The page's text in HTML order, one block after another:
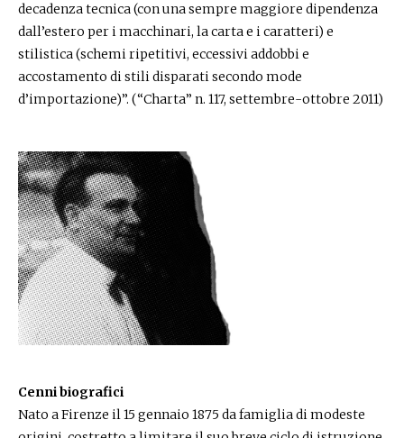
decadenza tecnica (con una sempre maggiore dipendenza
dall’estero per i macchinari, la carta e i caratteri) e
stilistica (schemi ripetitivi, eccessivi addobbi e
accostamento di stili disparati secondo mode
d’importazione)”. (“Charta” n. 117, settembre-ottobre 2011)
Cenni biografici
Nato a Firenze il 15 gennaio 1875 da famiglia di modeste